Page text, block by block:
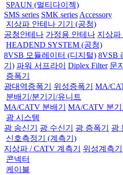
SPAUN (멀티다이젝)
SMS series SMK series Accessory
지상파 안테나 기기 (공청)
공청안테나 가정용 안테나 지상파
HEADEND SYSTEM (공청)
8VSB 모듈레이터 (디지털) 8VSB
기) 파워 서프라이 Diplex Filter 문
증폭기
광대역증폭기
위성증폭기
MA/
분배기/분기기/유니트
MA/CATV 분배기
MA/CATV 분기
광 시스템
광 송신기
광 수신기 광 증폭기
광
신호측정기 (계측기)
지상파 / CATV 계측기
위성계측기
콘넥터
케이블